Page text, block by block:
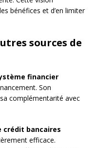
bénéfices et d’en limiter
sources de
financier
Son
complémentarité avec
crédit bancaires
efficace.